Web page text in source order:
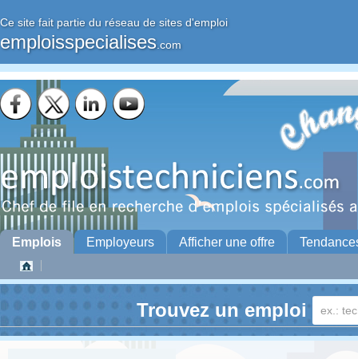
Ce site fait partie du réseau de sites d'emploi
emploisspecialises .com
Emplois Employeurs Afficher une offre
Trouvez un emploi